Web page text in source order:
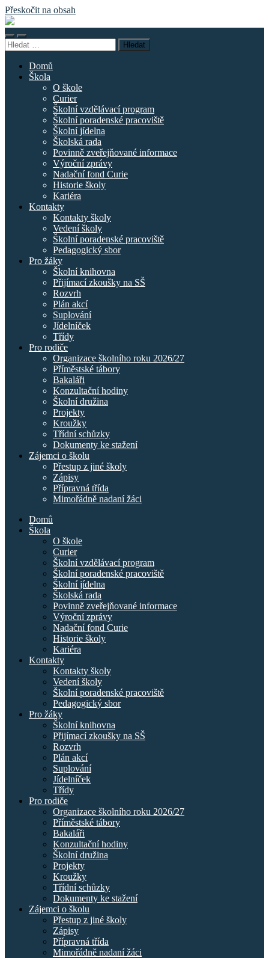
Přeskočit na obsah
Základní
škola
náměstí
Curieových
Přepnout
mobilní
Přepnout
vyhledávací
Vyhledávání
Domů
Škola
O škole
Curier
Školní vzdělávací program
Školní poradenské pracoviště
Školní jídelna
Školská rada
Povinně zveřejňované informace
Výroční zprávy
Nadační fond Curie
Historie školy
Kariéra
Kontakty
Kontakty školy
Vedení školy
Školní poradenské pracoviště
Pedagogický sbor
Pro žáky
Školní knihovna
Přijímací zkoušky na SŠ
Rozvrh
Plán akcí
Suplování
Jídelníček
Třídy
Pro rodiče
Organizace školního roku 2026/27
Příměstské tábory
Bakaláři
Konzultační hodiny
Školní družina
Projekty
Kroužky
Třídní schůzky
Dokumenty ke stažení
Zájemci o školu
Přestup z jiné školy
Zápisy
Přípravná třída
Mimořádně nadaní žáci
Domů
Škola
O škole
Curier
Školní vzdělávací program
Školní poradenské pracoviště
Školní jídelna
Školská rada
Povinně zveřejňované informace
Výroční zprávy
Nadační fond Curie
Historie školy
Kariéra
Kontakty
Kontakty školy
Vedení školy
Školní poradenské pracoviště
Pedagogický sbor
Pro žáky
Školní knihovna
Přijímací zkoušky na SŠ
Rozvrh
Plán akcí
Suplování
Jídelníček
Třídy
Pro rodiče
Organizace školního roku 2026/27
Příměstské tábory
Bakaláři
Konzultační hodiny
Školní družina
Projekty
Kroužky
Třídní schůzky
Dokumenty ke stažení
Zájemci o školu
Přestup z jiné školy
Zápisy
Přípravná třída
Mimořádně nadaní žáci